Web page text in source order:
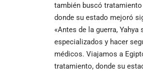
también buscó
donde su estado mejoró
«Antes de la guerra,
especializados y hacer
médicos. Viajamos a
tratamiento, donde su